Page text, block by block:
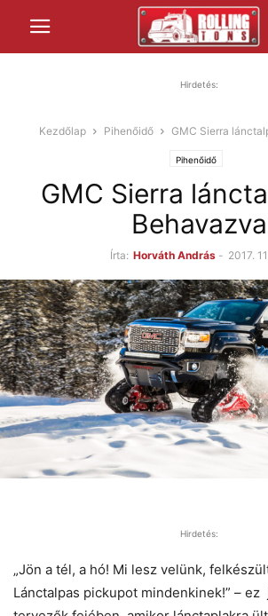
Hirdetés:
Kezdőlap Pihenőidő GMC Sierra
Pihenőidő
GMC Sierra
Behavazva
Írta: Horváth András - 2017.
Hirdetés:
„Jön a tél, a hó! Mi lesz velünk,
Lánctalpas pickupot mindenkinek!” – ez